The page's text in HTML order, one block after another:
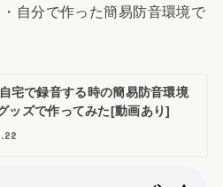
自分で作った簡易防音環境で
自宅で録音する時の簡易防音環境
ッズで作ってみた[動画あり]